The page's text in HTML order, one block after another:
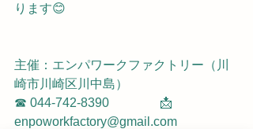
ります😊
主催：エンパワークファクトリー（川
崎市川崎区川中島）
☎ 044-742-8390　　　　📩
enpoworkfactory@gmail.com